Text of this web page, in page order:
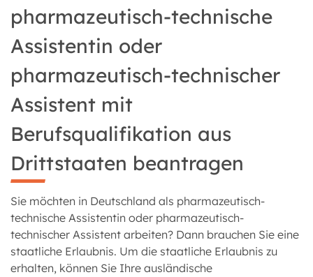
pharmazeutisch-technische
Assistentin oder
pharmazeutisch-technischer
Assistent mit
Berufsqualifikation aus
Drittstaaten beantragen
Sie möchten in Deutschland als pharmazeutisch-
technische Assistentin oder pharmazeutisch-
technischer Assistent arbeiten? Dann brauchen Sie eine
staatliche Erlaubnis. Um die staatliche Erlaubnis zu
erhalten, können Sie Ihre ausländische